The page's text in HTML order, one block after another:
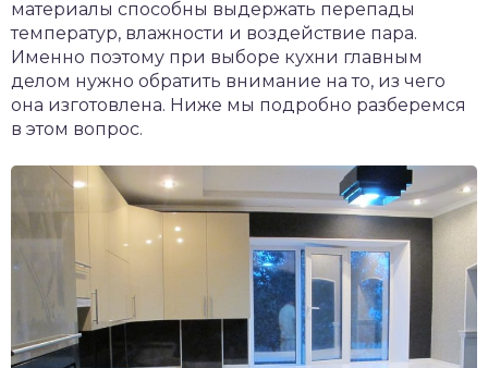
материалы способны выдержать перепады
температур, влажности и воздействие пара.
Именно поэтому при выборе кухни главным
делом нужно обратить внимание на то, из чего
она изготовлена. Ниже мы подробно разберемся
в этом вопрос.